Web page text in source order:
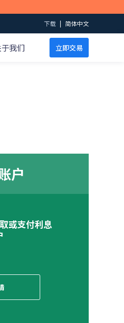
下载 | 简体中文
我们 立即交易
户
或支付利息